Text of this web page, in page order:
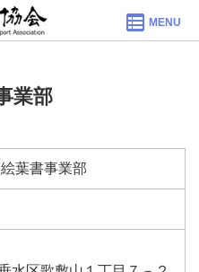
MENU
業部
葉書事業部